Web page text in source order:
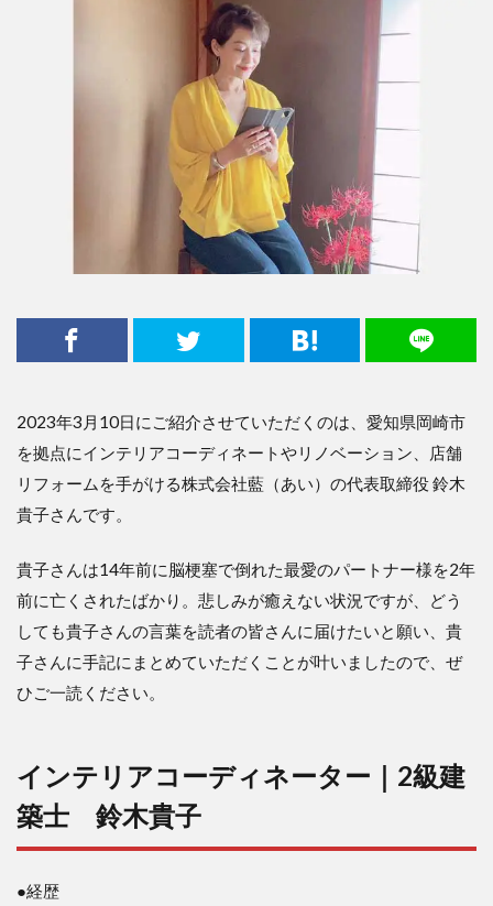
2023年3月10日にご紹介させていただくのは、愛知県岡崎市
を拠点にインテリアコーディネートやリノベーション、店舗
リフォームを手がける株式会社藍（あい）の代表取締役 鈴木
貴子さんです。
貴子さんは14年前に脳梗塞で倒れた最愛のパートナー様を2年
前に亡くされたばかり。悲しみが癒えない状況ですが、どう
しても貴子さんの言葉を読者の皆さんに届けたいと願い、貴
子さんに手記にまとめていただくことが叶いましたので、ぜ
ひご一読ください。
インテリアコーディネーター｜2級建
築士 鈴木貴子
●経歴